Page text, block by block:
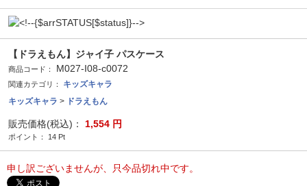
【ドラえもん】ジャイ子 パスケース
商品コード： M027-I08-c0072
関連カテゴリ：
キッズキャラ
キッズキャラ > ドラえもん
販売価格(税込)： 1,554 円
ポイント： 14 Pt
申し訳ございませんが、只今品切れ中です。